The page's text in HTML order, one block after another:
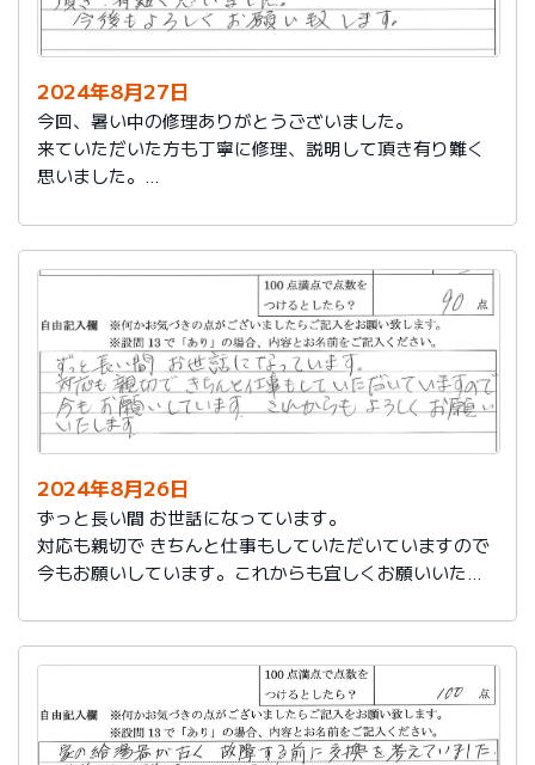
2024年8月27日
今回、暑い中の修理ありがとうございました。
来ていただいた方も丁寧に修理、説明して頂き有り難く
思いました。
2024年8月26日
ずっと長い間 お世話になっています。
対応も親切で きちんと仕事もしていただいていますので
今もお願いしています。これからも宜しくお願いいたし